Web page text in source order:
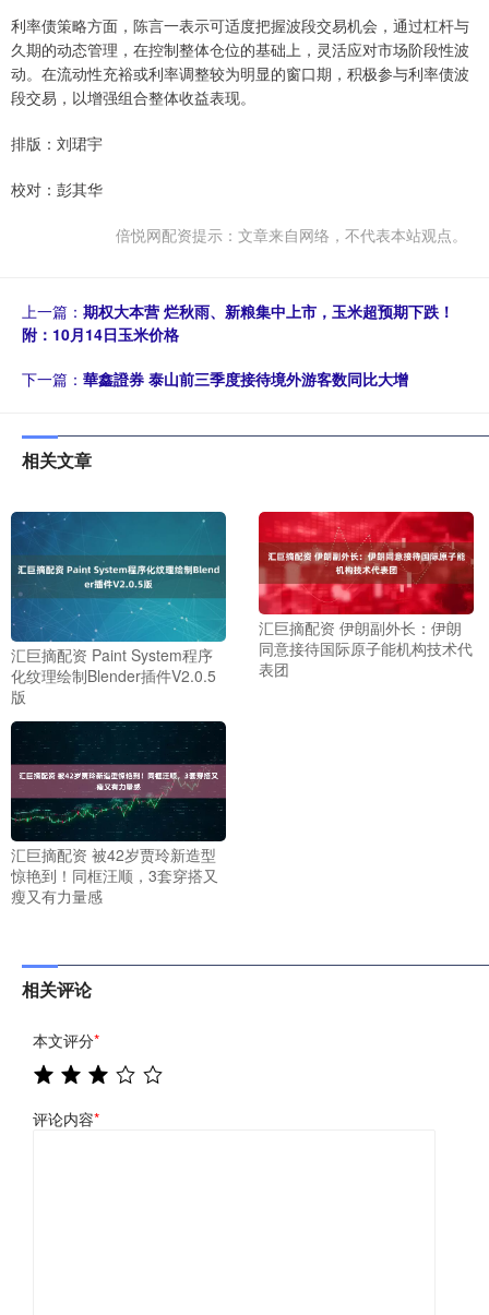
利率债策略方面，陈言一表示可适度把握波段交易机会，通过杠杆与
久期的动态管理，在控制整体仓位的基础上，灵活应对市场阶段性波
动。在流动性充裕或利率调整较为明显的窗口期，积极参与利率债波
段交易，以增强组合整体收益表现。
排版：刘珺宇‍‍‍‍‍‍‍‍‍
校对：彭其华
倍悦网配资提示：文章来自网络，不代表本站观点。
上一篇： 期权大本营 烂秋雨、新粮集中上市，玉米超预期下跌！
附：10月14日玉米价格
下一篇： 華鑫證券 泰山前三季度接待境外游客数同比大增
相关文章
汇巨摘配资 Paint System程序
化纹理绘制Blender插件V2.0.5
版
汇巨摘配资 伊朗副外长：伊朗
同意接待国际原子能机构技术代
表团
汇巨摘配资 被42岁贾玲新造型
惊艳到！同框汪顺，3套穿搭又
瘦又有力量感
相关评论
本文评分*
评论内容*